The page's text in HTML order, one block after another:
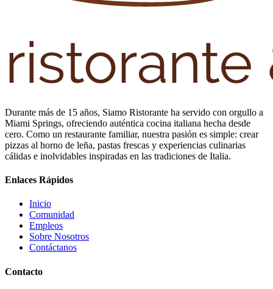
Durante más de 15 años, Siamo Ristorante ha servido con orgullo a
Miami Springs, ofreciendo auténtica cocina italiana hecha desde
cero. Como un restaurante familiar, nuestra pasión es simple: crear
pizzas al horno de leña, pastas frescas y experiencias culinarias
cálidas e inolvidables inspiradas en las tradiciones de Italia.
Enlaces Rápidos
Inicio
Comunidad
Empleos
Sobre Nosotros
Contáctanos
Contacto